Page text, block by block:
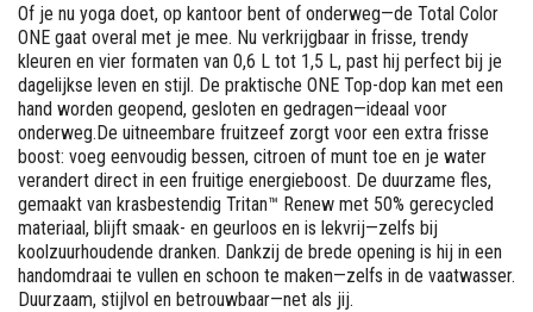
Of je nu yoga doet, op kantoor bent of onderweg—de Total Color
ONE gaat overal met je mee. Nu verkrijgbaar in frisse, trendy
kleuren en vier formaten van 0,6 L tot 1,5 L, past hij perfect bij je
dagelijkse leven en stijl. De praktische ONE Top-dop kan met een
hand worden geopend, gesloten en gedragen—ideaal voor
onderweg.De uitneembare fruitzeef zorgt voor een extra frisse
boost: voeg eenvoudig bessen, citroen of munt toe en je water
verandert direct in een fruitige energieboost. De duurzame fles,
gemaakt van krasbestendig Tritan™ Renew met 50% gerecycled
materiaal, blijft smaak- en geurloos en is lekvrij—zelfs bij
koolzuurhoudende dranken. Dankzij de brede opening is hij in een
handomdraai te vullen en schoon te maken—zelfs in de vaatwasser.
Duurzaam, stijlvol en betrouwbaar—net als jij.